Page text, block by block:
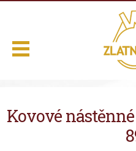
Kovové